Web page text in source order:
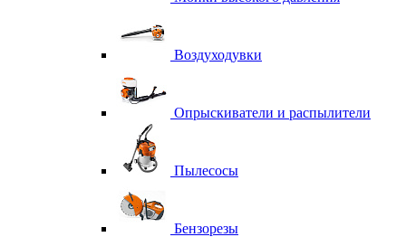
Воздуходувки
Опрыскиватели и распылители
Пылесосы
Бензорезы